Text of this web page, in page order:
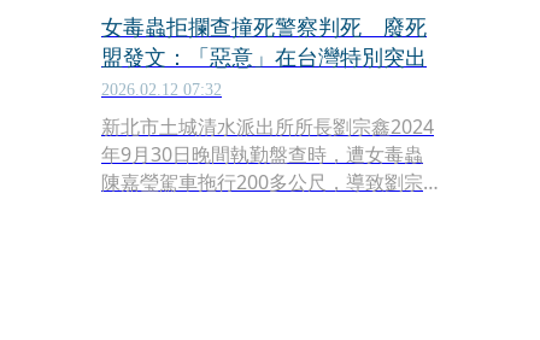
女毒蟲拒攔查撞死警察判死 廢死
盟發文：「惡意」在台灣特別突出
2026.02.12 07:32
新北市土城清水派出所所長劉宗鑫2024
年9月30日晚間執勤盤查時，遭女毒蟲
陳嘉瑩駕車拖行200多公尺，導致劉宗